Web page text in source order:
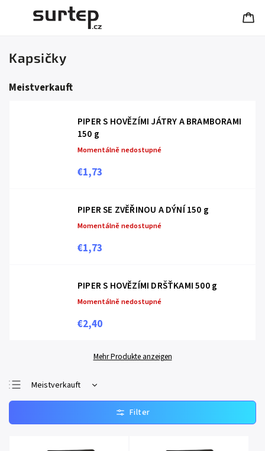
Kapsičky
Meistverkauft
PIPER S HOVĚZÍMI JÁTRY A BRAMBORAMI
150 g
Momentálně nedostupné
€1,73
PIPER SE ZVĚŘINOU A DÝNÍ 150 g
Momentálně nedostupné
€1,73
PIPER S HOVĚZÍMI DRŠŤKAMI 500 g
Momentálně nedostupné
€2,40
Mehr Produkte anzeigen
Meistverkauft
Günstigste
Teuerste